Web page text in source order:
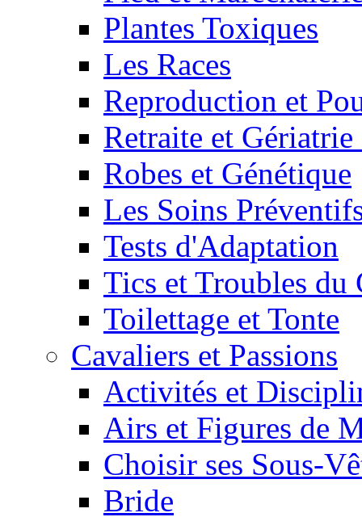
Plantes Toxiques
Les Races
Reproduction et
Retraite et
Robes et Génétique
Les Soins
Tests d'Adaptation
Tics et Troubles du
Toilettage et Tonte
Cavaliers et Passions
Activités et
Airs et Figures de
Choisir ses Sous-
Bride